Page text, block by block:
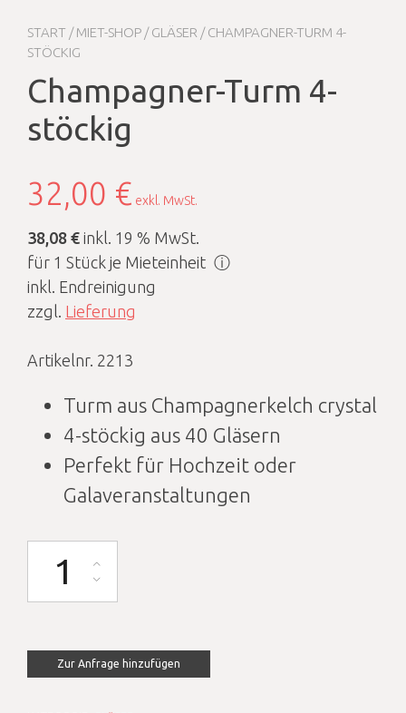
START /MIET-SHOP /GLÄSER / CHAMPAGNER-TURM 4-
STÖCKIG
Champagner-Turm 4-
stöckig
32,00 € exkl. MwSt.
38,08 € inkl. 19 % MwSt.
für 1 Stück je Mieteinheit ⓘ
inkl. Endreinigung
zzgl. Lieferung
Artikelnr. 2213
Turm aus Champagnerkelch crystal
4-stöckig aus 40 Gläsern
Perfekt für Hochzeit oder
Galaveranstaltungen
Zur Anfrage hinzufügen